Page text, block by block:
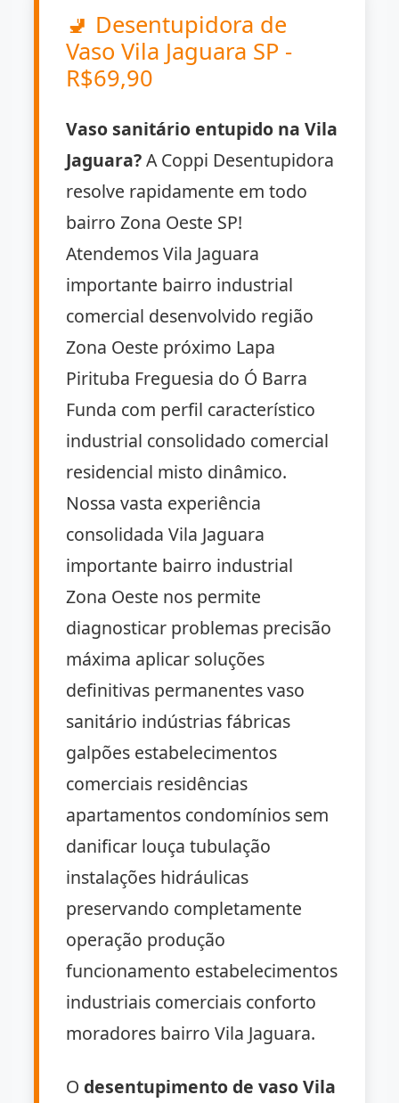
🚽 Desentupidora de
Vaso Vila Jaguara SP -
R$69,90
Vaso sanitário entupido na Vila
Jaguara?A Coppi Desentupidora
resolve rapidamente em todo
bairro Zona Oeste SP!
Atendemos Vila Jaguara
importante bairro industrial
comercial desenvolvido região
Zona Oeste próximo Lapa
Pirituba Freguesia do Ó Barra
Funda com perfil característico
industrial consolidado comercial
residencial misto dinâmico.
Nossa vasta experiência
consolidada Vila Jaguara
importante bairro industrial
Zona Oeste nos permite
diagnosticar problemas precisão
máxima aplicar soluções
definitivas permanentes vaso
sanitário indústrias fábricas
galpões estabelecimentos
comerciais residências
apartamentos condomínios sem
danificar louça tubulação
instalações hidráulicas
preservando completamente
operação produção
funcionamento estabelecimentos
industriais comerciais conforto
moradores bairro Vila Jaguara.
O desentupimento de vaso Vila